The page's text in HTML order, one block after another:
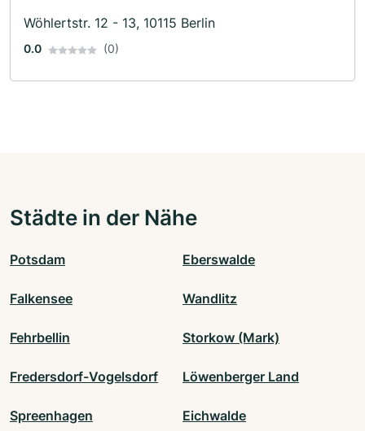
Wöhlertstr. 12 - 13, 10115 Berlin
0.0 (0)
Städte in der Nähe
Potsdam Eberswalde
Falkensee Wandlitz
Fehrbellin Storkow (Mark)
Fredersdorf-Vogelsdorf Löwenberger Land
Spreenhagen Eichwalde